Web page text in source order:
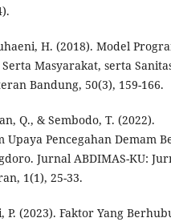
H. (2018). Model
Masyarakat, serta
Bandung, 50(3), 159-166.
Q., & Sembodo, T. (2022).
Pencegahan Demam
Jurnal ABDIMAS-KU:
1(1), 25-33.
(2023). Faktor Yang